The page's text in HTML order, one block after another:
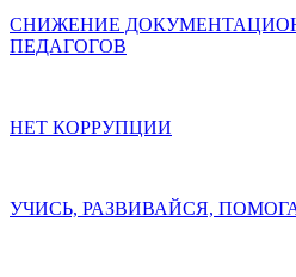
СНИЖЕНИЕ
ПЕДАГОГОВ
НЕТ КОРРУПЦИИ
УЧИСЬ, РАЗВИВАЙСЯ,